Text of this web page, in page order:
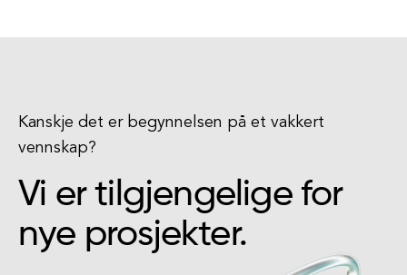
Kanskje det er begynnelsen på et vakkert
vennskap?
Vi er tilgjengelige for
nye prosjekter.